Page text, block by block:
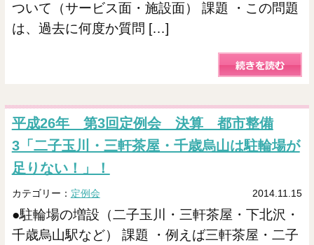
ついて（サービス面・施設面） 課題 ・この問題
は、過去に何度か質問 […]
平成26年 第3回定例会 決算 都市整備
3「二子玉川・三軒茶屋・千歳烏山は駐輪場が
足りない！」！
カテゴリー： 定例会 2014.11.15
●駐輪場の増設（二子玉川・三軒茶屋・下北沢・
千歳烏山駅など） 課題 ・例えば三軒茶屋・二子